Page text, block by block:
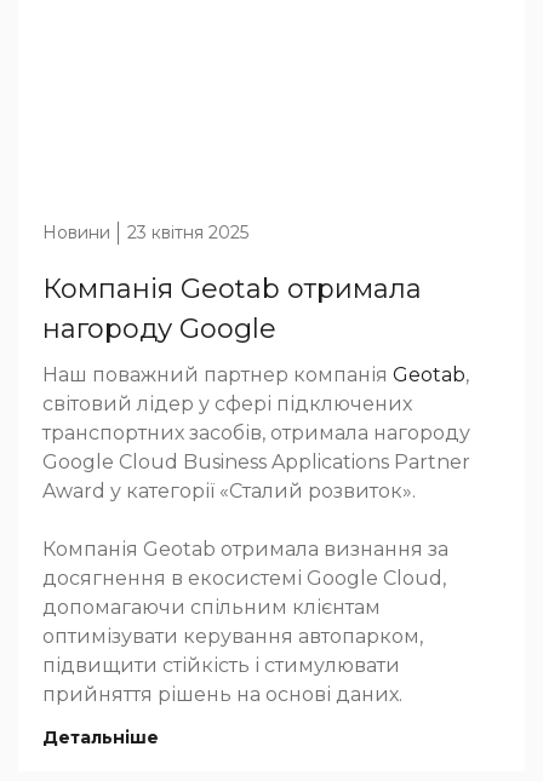
Новини 23 квітня 2025
Компанія Geotab отримала
нагороду Google
Наш поважний партнер компанія Geotab,
світовий лідер у сфері підключених
транспортних засобів, отримала нагороду
Google Cloud Business Applications Partner
Award у категорії «Сталий розвиток».
Компанія Geotab отримала визнання за
досягнення в екосистемі Google Cloud,
допомагаючи спільним клієнтам
оптимізувати керування автопарком,
підвищити стійкість і стимулювати
прийняття рішень на основі даних.
Детальніше